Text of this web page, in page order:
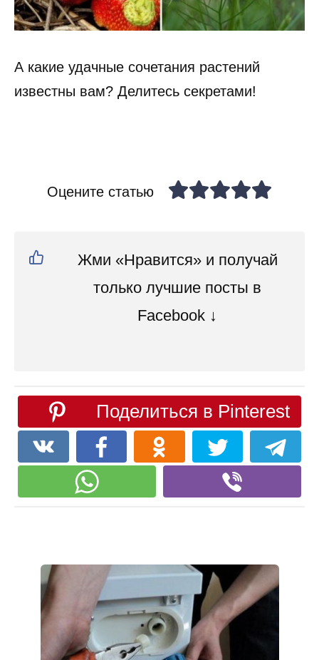
А какие удачные сочетания растений
известны вам? Делитесь секретами!
Оцените статью
Жми «Нравится» и получай
только лучшие посты в
Facebook ↓
Поделиться в Pinterest